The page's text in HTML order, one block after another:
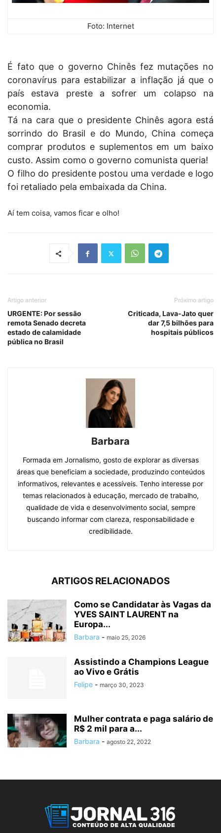
Foto: Internet
É fato que o governo Chinês fez mutações no
coronavírus para estabilizar a inflação já que o
país estava preste a sofrer um colapso na
economia.
Tá na cara que o presidente Chinês agora está
sorrindo do Brasil e do Mundo, China começa
comprar produtos e suplementos em um baixo
custo. Assim como o governo comunista queria!
O filho do presidente postou uma verdade e logo
foi retaliado pela embaixada da China.
Aí tem coisa, vamos ficar e olho!
Artigo anterior
URGENTE: Por sessão
remota Senado decreta
estado de calamidade
pública no Brasil
Próximo artigo
Criticada, Lava-Jato quer
dar 7,5 bilhões para
hospitais públicos
Barbara
Formada em Jornalismo, gosto de explorar as diversas
áreas que beneficiam a sociedade, produzindo conteúdos
informativos, relevantes e acessíveis. Tenho interesse por
temas relacionados à educação, mercado de trabalho,
qualidade de vida e desenvolvimento social, sempre
buscando informar com clareza, responsabilidade e
credibilidade.
ARTIGOS RELACIONADOS
Como se Candidatar às Vagas da
YVES SAINT LAURENT na
Europa...
Barbara - maio 25, 2026
Assistindo a Champions League
ao Vivo e Grátis
Felipe - março 30, 2023
Mulher contrata e paga salário de
R$ 2 mil para a...
Barbara - agosto 22, 2022